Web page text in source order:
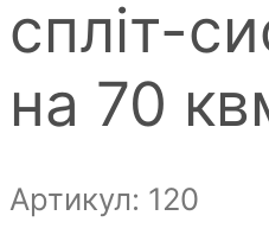
спліт-
на 70
Артикул: 120